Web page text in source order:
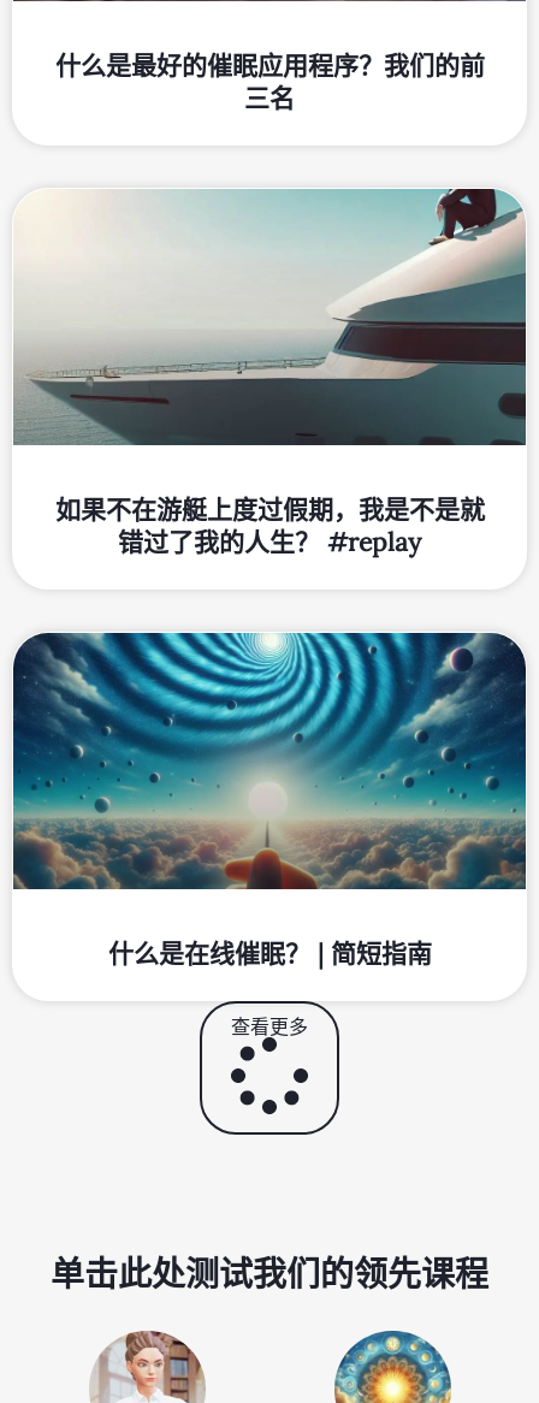
什么是最好的催眠应用程序？我们的前
三名
如果不在游艇上度过假期，我是不是就
错过了我的人生？ #replay
什么是在线催眠？ | 简短指南
查看更多
单击此处测试我们的领先课程